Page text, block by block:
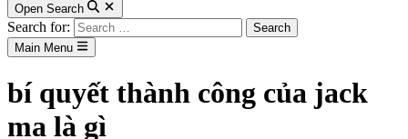
Open Search
Search for:
Main Menu
bí quyết thành công của jack
ma là gì